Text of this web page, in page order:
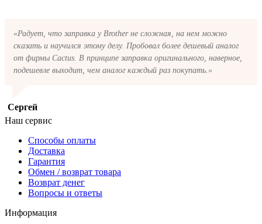
«Радует, что заправка у Brother не сложная, на нем можно
сказать и научился этому делу. Пробовал более дешевый аналог
от фирмы Cactus. В принципе заправка оригинального, наверное,
подешевле выходит, чем аналог каждый раз покупать.»
Сергей
Наш сервис
Способы оплаты
Доставка
Гарантия
Обмен / возврат товара
Возврат денег
Вопросы и ответы
Информация